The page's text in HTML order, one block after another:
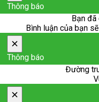
Thông báo
Bạn đã
Bình luận của bạn
×
Thông báo
Đường
×